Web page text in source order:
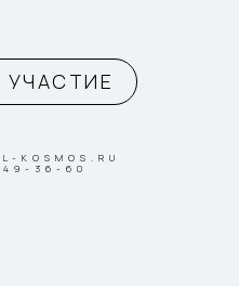
УЧАСТИЕ
KOSMOS.RU
36-60